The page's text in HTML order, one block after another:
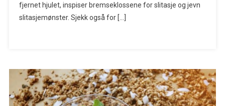
fjernet hjulet, inspiser bremseklossene for slitasje og jevn
slitasjemønster. Sjekk også for […]